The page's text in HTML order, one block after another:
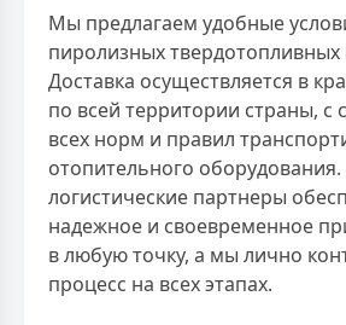
Мы предлагаем удобные
пиролизных твердотопливных
Доставка осуществляется в
по всей территории страны, с
всех норм и правил
отопительного
логистические партнеры
надежное и своевременное
в любую точку, а мы лично
процесс на всех этапах.